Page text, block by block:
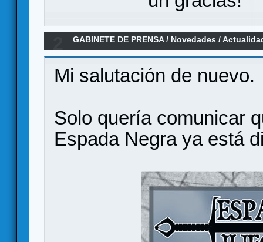
GABINETE DE PRENSA/ Novedades /
Negra disponible en tiendas
Mi salutación de nuevo.
Solo quería comunicar
Espada Negra ya está